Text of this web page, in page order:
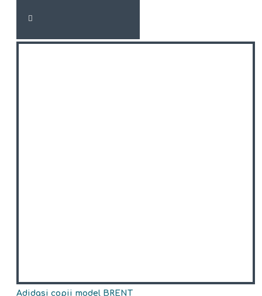
Adidasi copii model BRENT